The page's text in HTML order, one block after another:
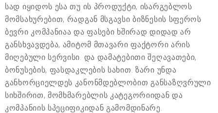
სად იყიდოს ესა თუ ის პროდუქტი, ისარგებლოს
მომსახურებით, რადგან მსგავსი ბიზნესის სფეროს
ბევრი კომპანიაა და ფასები ხშირად დიდად არ
განსხვავდება, ამიტომ მთავარი ფაქტორი არის
მიღებული სერვისი. და დამატებითი შეღავათები,
ბონუსების, ფასდაკლების სახით. ზარი უნდა
განხორციელდეს კანონმდებლობით განსაზღვრული
სიხშირით, მომხმარებლის კატეგორიიდან და
კომპანიის სპეციფიკიდან გამომდინარე.